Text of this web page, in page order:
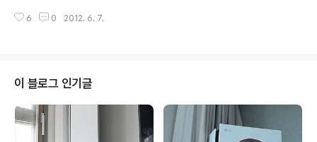
쉽게도 LG 유플러스를 통해 출시된 옵티머스LTE만 업그
음과 같습니다. 1. 더 쉽게 개선된 UI (한눈에 알아볼 수 있
는 아이콘과 세련된 디자인) 2. 더 빠른 입력과 편집을 위한
스크린 키보드 3. 어플리케이션 관리기능 추가 4. 편리한
저장공간 사용량 체크 5. 퀵메모기능(어떤 화면에서도 쉽
고 빠르게 메모할 수 있는 기능) LG전자는 6월 중 옵티머
6 0 2012. 6. 7.
이 블로그 인기글